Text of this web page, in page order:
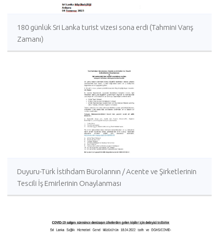
180 günlük Sri Lanka turist vizesi sona erdi (Tahmini Varış
Zamanı)
Duyuru-Türk İstihdam Bürolarının / Acente ve Şirketlerinin
Tescili İş Emirlerinin Onaylanması